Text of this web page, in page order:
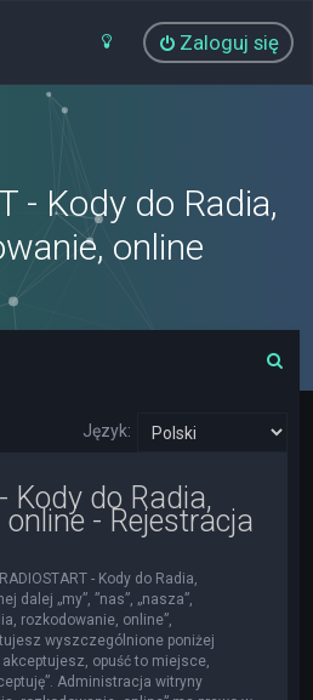
Zaloguj się
- Kody do Radia,
online
Język:
Kody do Radia,
- Rejestracja
- Kody do Radia,
dalej „my”, ”nas”, „nasza”,
rozkodowanie, online”,
wyszczególnione poniżej
opuść to miejsce,
Administracja witryny